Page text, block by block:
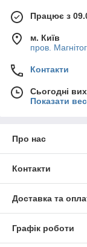
Працює з
м. Київ
пров.
Контакти
Сьогодні
Показати
Про нас
Контакти
Доставка та
Графік роботи